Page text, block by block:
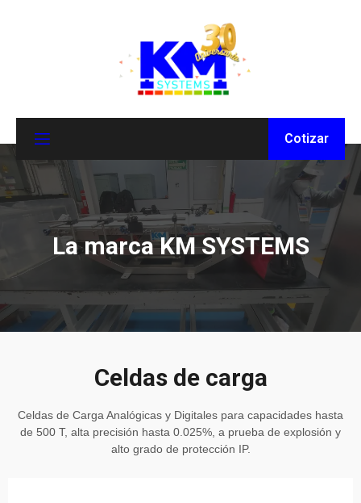
Cotizar
La marca KM SYSTEMS
Celdas de carga
Celdas de Carga Analógicas y Digitales para capacidades hasta
de 500 T, alta precisión hasta 0.025%, a prueba de explosión y
alto grado de protección IP.